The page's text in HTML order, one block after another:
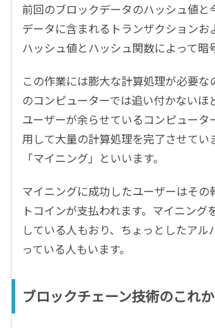
前回のブロックデータのハッシュ値と
データに含まれるトランザクションお
ハッシュ値とハッシュ関数によって暗
この作業には膨大な計算処理が必要な
のコンピューターでは追い付かないほ
ユーザーが余らせているコンピュータ
用して大量の計算処理を完了させてい
「マイニング」といいます。
マイニングに成功したユーザーはその
トコインが支払われます。マイニング
している人もおり、ちょっとしたアル
っている人もいます。
ブロックチェーン技術のこれ